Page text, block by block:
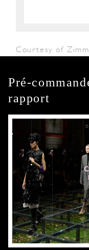
Courtesy of
Pré-
rapport